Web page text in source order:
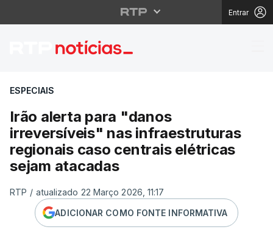
Entrar
Irão alerta para
ESPECIAIS
Irão alerta para "danos
irreversíveis" nas infraestruturas
regionais caso centrais elétricas
sejam atacadas
RTP / atualizado 22 Março 2026, 11:17
ADICIONAR COMO FONTE INFORMATIVA